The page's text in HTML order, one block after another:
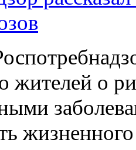
жителей о